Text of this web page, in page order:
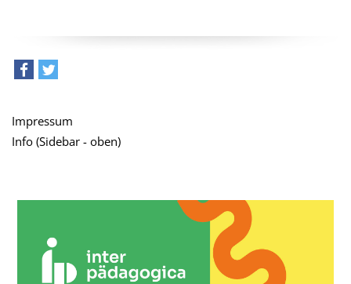
Impressum
Info (Sidebar - oben)